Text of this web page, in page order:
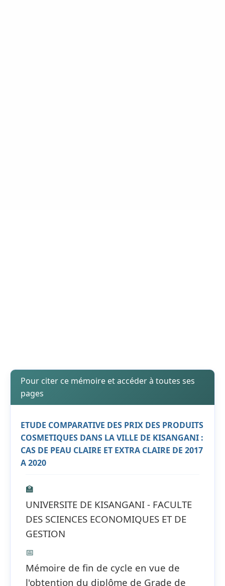
Pour citer ce mémoire et accéder à toutes ses
pages
ETUDE COMPARATIVE DES PRIX DES PRODUITS
COSMETIQUES DANS LA VILLE DE KISANGANI :
CAS DE PEAU CLAIRE ET EXTRA CLAIRE DE 2017
A 2020
🏫
UNIVERSITE DE KISANGANI - FACULTE
DES SCIENCES ECONOMIQUES ET DE
GESTION
📅
Mémoire de fin de cycle en vue de
l'obtention du diplôme de Grade de